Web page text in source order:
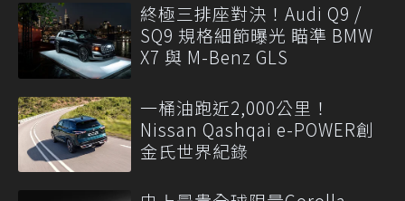
終極三排座對決！Audi Q9 /
SQ9 規格細節曝光 瞄準 BMW
X7 與 M-Benz GLS
一桶油跑近2,000公里！
Nissan Qashqai e-POWER創
金氏世界紀錄